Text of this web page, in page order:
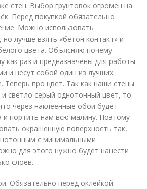
стен. Выбор грунтовок огромен на
Перед покупкой обязательно
Можно использовать
лучше взять «бетон контакт» и
цвета. Объясняю почему.
как раз и предназначены для работы
и несут собой один из лучших
Теперь про цвет. Так как наши стены
светло серый однотонный цвет, то
через наклеенные обои будет
и портить нам всю малину. Поэтому
окрашенную поверхность так,
с минимальными
для этого нужно будет нанести
слоёв.
Обязательно перед оклейкой